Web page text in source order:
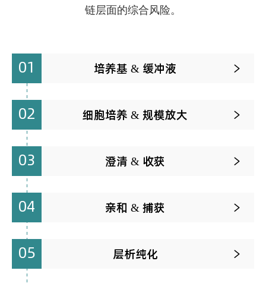
链层面的综合风险。
01 培养基 & 缓冲液 
02 细胞培养 & 规模放大 
03 澄清 & 收获 
04 亲和 & 捕获 
05 层析纯化 